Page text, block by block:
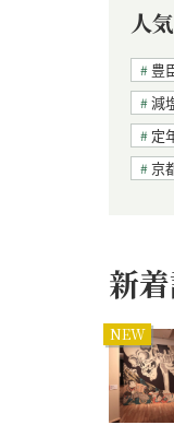
人
豊
減
定
京
新
NEW